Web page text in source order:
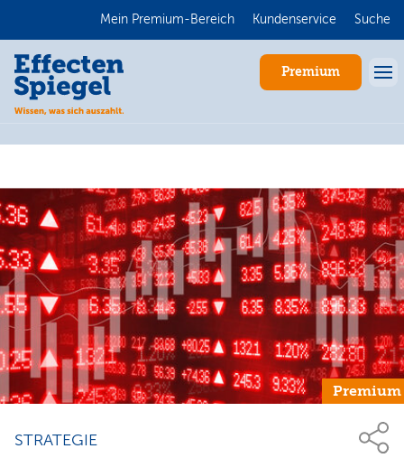
Mein Premium-Bereich Kundenservice Suche
Premium
Premium
STRATEGIE
Anmelden